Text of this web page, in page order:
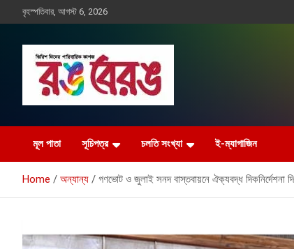
to
বৃহস্পতিবার, আগস্ট 6, 2026
রঙ বেরঙ
মূল পাতা সূচিপত্র চলতি সংখ্যা ই-ম্যাগাজিন
Home অন্যান্য গণভোট ও জুলাই সনদ বাস্তবায়নে ঐক্যবদ্ধ দিকনির্দেশনা